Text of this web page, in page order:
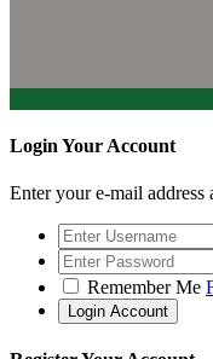
Login Your Account
Enter your e-mail address
Remember Me